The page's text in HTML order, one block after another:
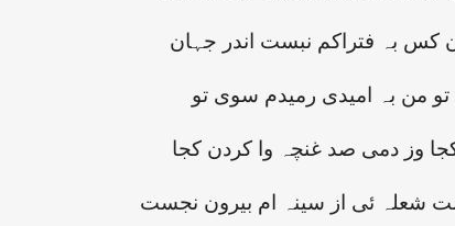
کس بہ فتراکم نبست اندر جہان
تو من بہ امیدی رمیدم سوی تو
کجا وز دمی صد غنچہ وا کردن کجا
شعلہ ئی از سینہ ام بیرون نجست